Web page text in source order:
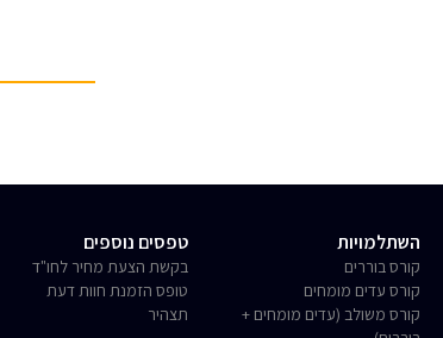
השתלמויות
קורס בוררים
קורס עדים מומחים
קורס משולב (עדים מומחים +
טפסים נוספים
בקשת הצעת מחיר לחו"ד
טופס הזמנת חוות דעת
תצהיר